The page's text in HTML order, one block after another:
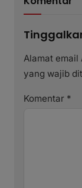
Alamat email
yang wajib
Komentar *